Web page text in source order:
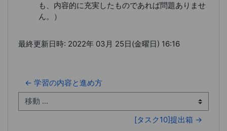
も、内容的に充実したものであれば問題ありませ
ん。）
最終更新日時: 2022年 03月 25日(金曜日) 16:16
← 学習の内容と進め方
移動 ...
[タスク10]提出箱 →